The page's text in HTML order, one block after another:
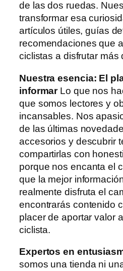
de las dos ruedas.
transformar esa
artículos útiles, guías
recomendaciones que
ciclistas a disfrutar más
Nuestra esencia: El
informarLo que nos
que somos lectores y
incansables. Nos
de las últimas
accesorios y descubrir
compartirlas con
porque nos encanta el
que la mejor
realmente disfruta el
encontrarás contenido
placer de aportar valor
ciclista.
Expertos en
somos una tienda ni